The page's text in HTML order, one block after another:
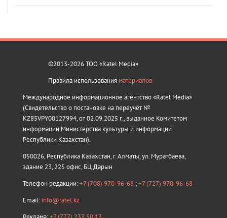
©2013-2026 ТОО «Ratel Media»
Правила использования материалов
Международное информационное агентство «Ratel Media»
(Свидетельство о постановке на переучёт №
KZ85VPY00127994, от 02.09.2025 г., выданное Комитетом
информации Министерства культуры и информации
Республики Казахстан).
050026, Республика Казахстан, г. Алматы, ул. Муратбаева,
здание 23, 225 офис, БЦ Дарын
Телефон редакции:+7 (708) 970-96-68 ;+7 (727) 970-96-68
Email: info@ratel.kz